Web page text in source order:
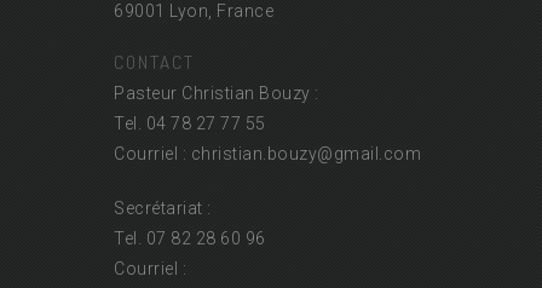
69001 Lyon, France
CONTACT
Pasteur Christian Bouzy :
Tel. 04 78 27 77 55
Courriel : christian.bouzy@gmail.com
Secrétariat :
Tel. 07 82 28 60 96
Courriel :